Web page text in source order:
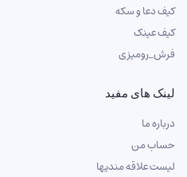
کیف دعا و سکه
کیف عینک
فرش_رومیزی
لینک های مفید
درباره ما
حساب من
لیست علاقه مندیها